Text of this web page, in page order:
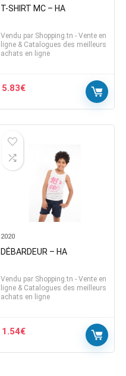
T-SHIRT MC – HA
Vendu par Shopping.tn - Vente en
ligne & Catalogues des meilleurs
achats en ligne
5.83€
2020
DÉBARDEUR – HA
Vendu par Shopping.tn - Vente en
ligne & Catalogues des meilleurs
achats en ligne
1.54€